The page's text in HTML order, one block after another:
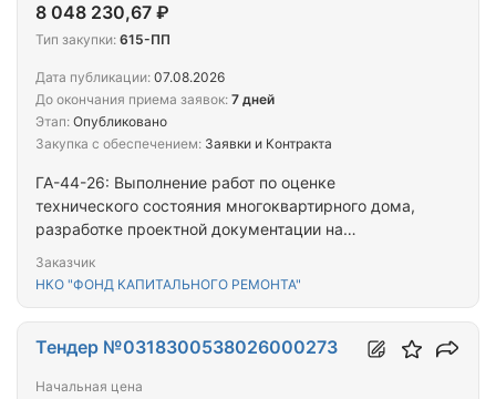
ГА-44-26: Выполнение работ по оценке
технического состояния многоквартирного дома,
разработке проектной документации на
имущества многоквартирного дома, капитальному
дома, расположенного в Ростовской области по
адресу: Шолоховское городское поселение,
Заказчик
НКО "ФОНД КАПИТАЛЬНОГО РЕМОНТА"
8 048 230,67 ₽
Тип закупки: 615-ПП
Дата публикации: 07.08.2026
До окончания приема заявок: 7 дней
Этап: Опубликовано
Закупка с обеспечением: Заявки и Контракта
Тендер №0318300538026000273
Начальная цена